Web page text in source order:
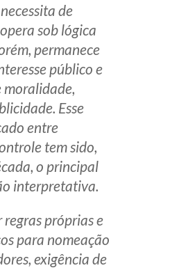
de
sob lógica
permanece
público e
moralidade,
Esse
entre
tem sido,
o principal
interpretativa.
regras próprias e
para nomeação
exigência de